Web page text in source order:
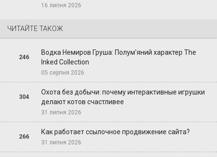
16 липня 2026
ЧИТАЙТЕ ТАКОЖ
246
Водка Немиров Груша: Полум'яний характер The
Inked Collection
05 серпня 2026
304
Охота без добычи: почему интерактивные игрушки
делают котов счастливее
31 липня 2026
266
Как работает ссылочное продвижение сайта?
31 липня 2026